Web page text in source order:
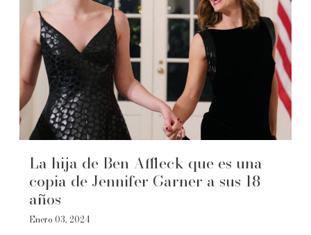
La hija de Ben Affleck que es una
copia de Jennifer Garner a sus 18
años
Enero 03, 2024